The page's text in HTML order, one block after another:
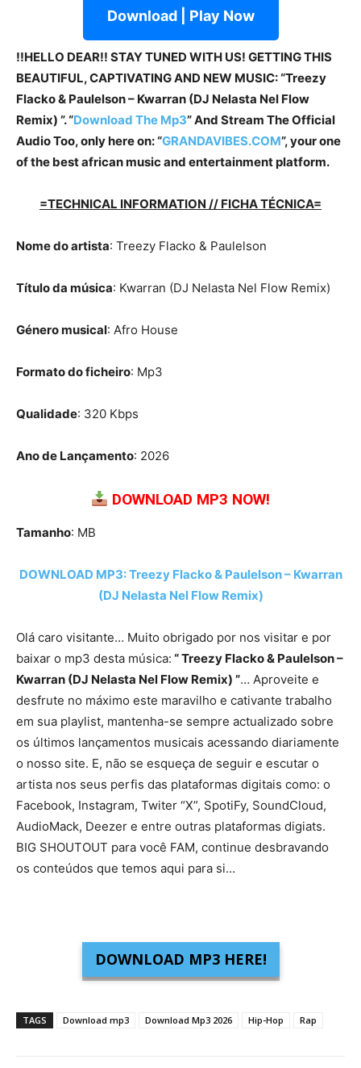
Download | Play Now
!!HELLO DEAR!! STAY TUNED WITH US! GETTING THIS
BEAUTIFUL, CAPTIVATING AND NEW MUSIC: “Treezy
Flacko & Paulelson – Kwarran (DJ Nelasta Nel Flow
Remix) ”. “Download The Mp3”And Stream The Official
Audio Too, only here on: “GRANDAVIBES.COM”, your one
of the best african music and entertainment platform.
=TECHNICAL INFORMATION // FICHA TÉCNICA=
Nome do artista: Treezy Flacko & Paulelson
Título da música: Kwarran (DJ Nelasta Nel Flow Remix)
Género musical: Afro House
Formato do ficheiro: Mp3
Qualidade: 320 Kbps
Ano de Lançamento: 2026
DOWNLOAD MP3 NOW!
Tamanho: MB
DOWNLOAD MP3: Treezy Flacko & Paulelson – Kwarran
(DJ Nelasta Nel Flow Remix)
Olá caro visitante… Muito obrigado por nos visitar e por
baixar o mp3 desta música: “ Treezy Flacko & Paulelson –
Kwarran (DJ Nelasta Nel Flow Remix) ”… Aproveite e
desfrute no máximo este maravilho e cativante trabalho
em sua playlist, mantenha-se sempre actualizado sobre
os últimos lançamentos musicais acessando diariamente
o nosso site. E, não se esqueça de seguir e escutar o
artista nos seus perfis das plataformas digitais como: o
Facebook, Instagram, Twiter “X”, SpotiFy, SoundCloud,
AudioMack, Deezer e entre outras plataformas digiats.
BIG SHOUTOUT para você FAM, continue desbravando
os conteúdos que temos aqui para si…
DOWNLOAD MP3 HERE!
TAGS Download mp3 Download Mp3 2026 Hip-Hop Rap